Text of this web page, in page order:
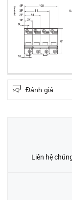
Đánh giá
Liên hệ